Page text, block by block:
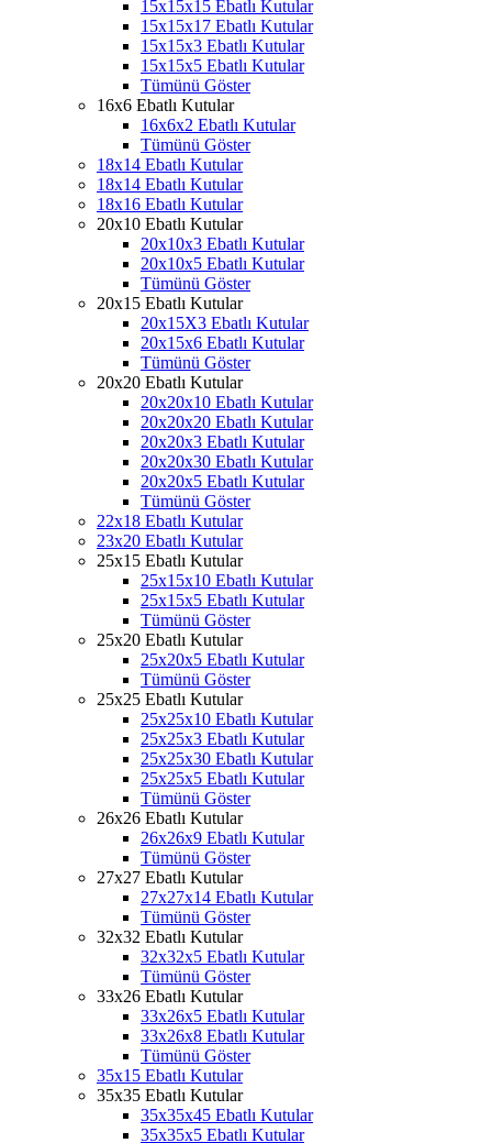
15x15x15 Ebatlı Kutular
15x15x17 Ebatlı Kutular
15x15x3 Ebatlı Kutular
15x15x5 Ebatlı Kutular
Tümünü Göster
16x6 Ebatlı Kutular
16x6x2 Ebatlı Kutular
Tümünü Göster
18x14 Ebatlı Kutular
18x14 Ebatlı Kutular
18x16 Ebatlı Kutular
20x10 Ebatlı Kutular
20x10x3 Ebatlı Kutular
20x10x5 Ebatlı Kutular
Tümünü Göster
20x15 Ebatlı Kutular
20x15X3 Ebatlı Kutular
20x15x6 Ebatlı Kutular
Tümünü Göster
20x20 Ebatlı Kutular
20x20x10 Ebatlı Kutular
20x20x20 Ebatlı Kutular
20x20x3 Ebatlı Kutular
20x20x30 Ebatlı Kutular
20x20x5 Ebatlı Kutular
Tümünü Göster
22x18 Ebatlı Kutular
23x20 Ebatlı Kutular
25x15 Ebatlı Kutular
25x15x10 Ebatlı Kutular
25x15x5 Ebatlı Kutular
Tümünü Göster
25x20 Ebatlı Kutular
25x20x5 Ebatlı Kutular
Tümünü Göster
25x25 Ebatlı Kutular
25x25x10 Ebatlı Kutular
25x25x3 Ebatlı Kutular
25x25x30 Ebatlı Kutular
25x25x5 Ebatlı Kutular
Tümünü Göster
26x26 Ebatlı Kutular
26x26x9 Ebatlı Kutular
Tümünü Göster
27x27 Ebatlı Kutular
27x27x14 Ebatlı Kutular
Tümünü Göster
32x32 Ebatlı Kutular
32x32x5 Ebatlı Kutular
Tümünü Göster
33x26 Ebatlı Kutular
33x26x5 Ebatlı Kutular
33x26x8 Ebatlı Kutular
Tümünü Göster
35x15 Ebatlı Kutular
35x35 Ebatlı Kutular
35x35x45 Ebatlı Kutular
35x35x5 Ebatlı Kutular